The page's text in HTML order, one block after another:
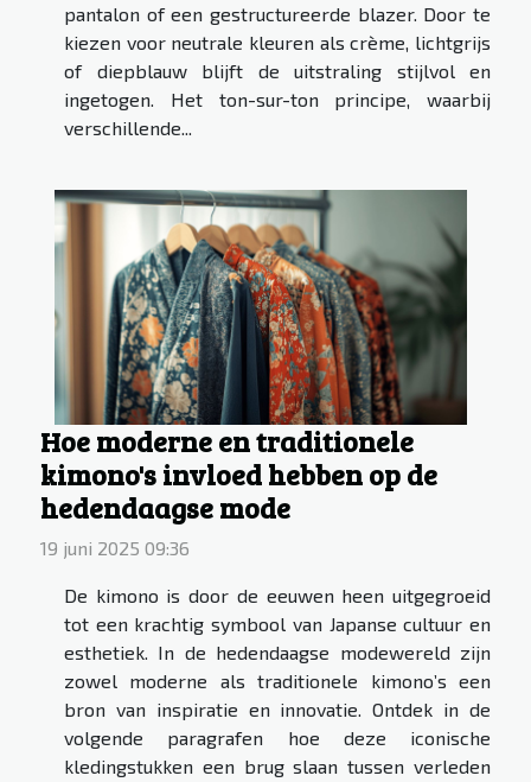
pantalon of een gestructureerde blazer. Door te
kiezen voor neutrale kleuren als crème, lichtgrijs
of diepblauw blijft de uitstraling stijlvol en
ingetogen. Het ton-sur-ton principe, waarbij
verschillende...
Hoe moderne en traditionele
kimono's invloed hebben op de
hedendaagse mode
19 juni 2025 09:36
De kimono is door de eeuwen heen uitgegroeid
tot een krachtig symbool van Japanse cultuur en
esthetiek. In de hedendaagse modewereld zijn
zowel moderne als traditionele kimono’s een
bron van inspiratie en innovatie. Ontdek in de
volgende paragrafen hoe deze iconische
kledingstukken een brug slaan tussen verleden